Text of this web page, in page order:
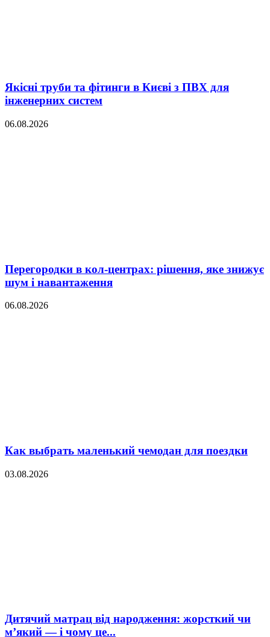
Якісні труби та фітинги в Києві з ПВХ для
інженерних систем
06.08.2026
Перегородки в кол-центрах: рішення, яке знижує
шум і навантаження
06.08.2026
Как выбрать маленький чемодан для поездки
03.08.2026
Дитячий матрац від народження: жорсткий чи
м’який — і чому це...